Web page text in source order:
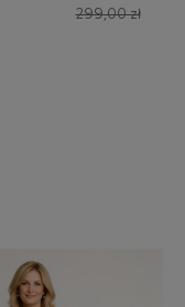
299,00 zł